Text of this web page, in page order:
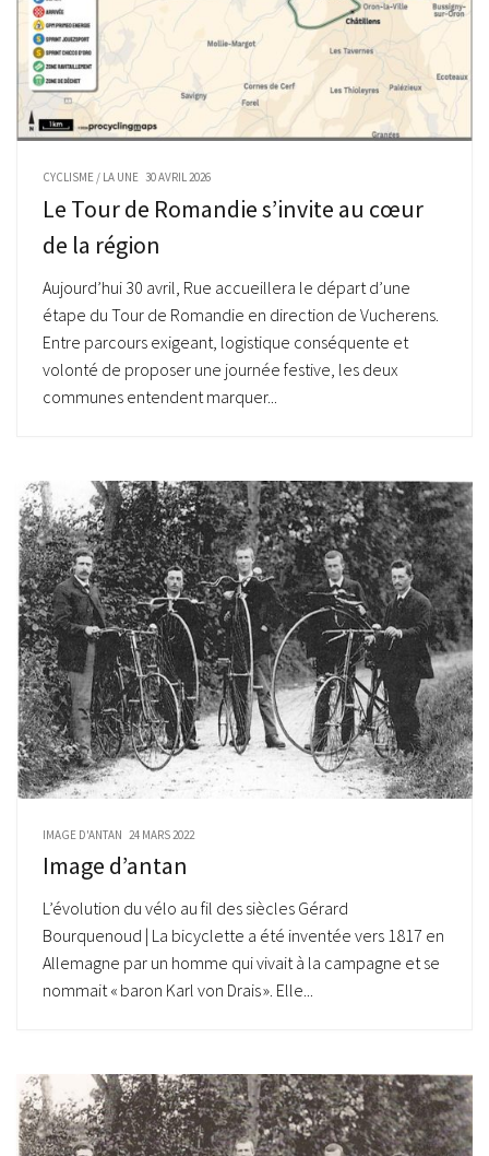
CYCLISME / LA UNE 30 AVRIL 2026
Le Tour de Romandie s’invite au cœur
de la région
Aujourd’hui 30 avril, Rue accueillera le départ d’une
étape du Tour de Romandie en direction de Vucherens.
Entre parcours exigeant, logistique conséquente et
volonté de proposer une journée festive, les deux
communes entendent marquer...
IMAGE D'ANTAN 24 MARS 2022
Image d’antan
L’évolution du vélo au fil des siècles Gérard
Bourquenoud | La bicyclette a été inventée vers 1817 en
Allemagne par un homme qui vivait à la campagne et se
nommait « baron Karl von Drais ». Elle...